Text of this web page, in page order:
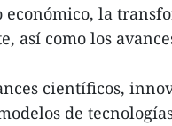
la
así como los
científicos,
de